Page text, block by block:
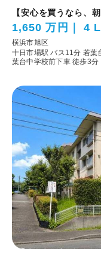
【安心を買うなら、
1,650 万円 4
横浜市旭区
十日市場駅 バス11分 若
葉台中学校前下車 徒歩3分